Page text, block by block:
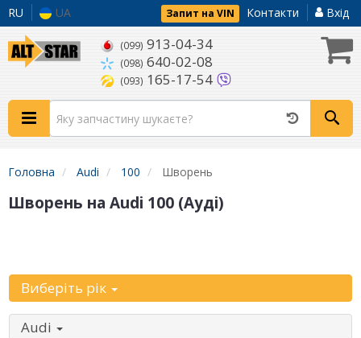
RU UA Запит на VIN Контакти Вхід
(099) 913-04-34
(098) 640-02-08
(093) 165-17-54
Головна Audi 100 Шворень
Шворень на Audi 100 (Ауді)
Виберіть рік
Audi